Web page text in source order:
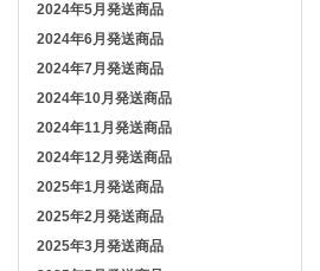
2024年5月発送商品
2024年6月発送商品
2024年7月発送商品
2024年10月発送商品
2024年11月発送商品
2024年12月発送商品
2025年1月発送商品
2025年2月発送商品
2025年3月発送商品